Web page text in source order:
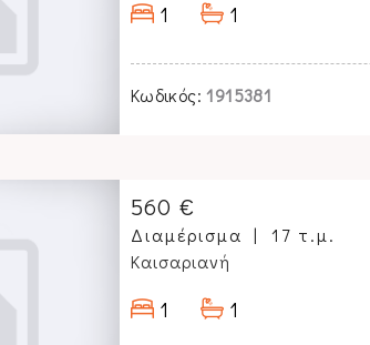
1 1
Κωδικός: 1915381
560 €
Διαμέρισμα
17 τ.μ.
Καισαριανή
1 1